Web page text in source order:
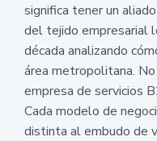
significa tener un
del tejido empresarial
década analizando
área metropolitana.
empresa de servicios
Cada modelo de
distinta al embudo de